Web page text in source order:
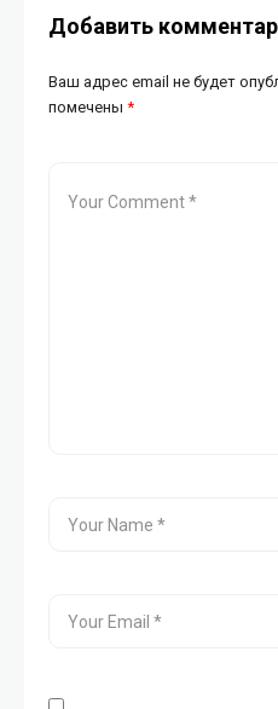
Добавить
Ваш адрес email не будет
помечены *